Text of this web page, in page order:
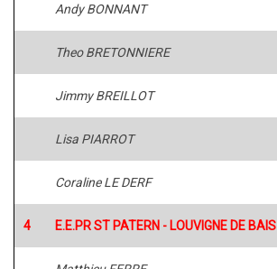
Andy BONNANT
Theo BRETONNIERE
Jimmy BREILLOT
Lisa PIARROT
Coraline LE DERF
4 E.E.PR ST PATERN - LOUVIGNE DE BAIS